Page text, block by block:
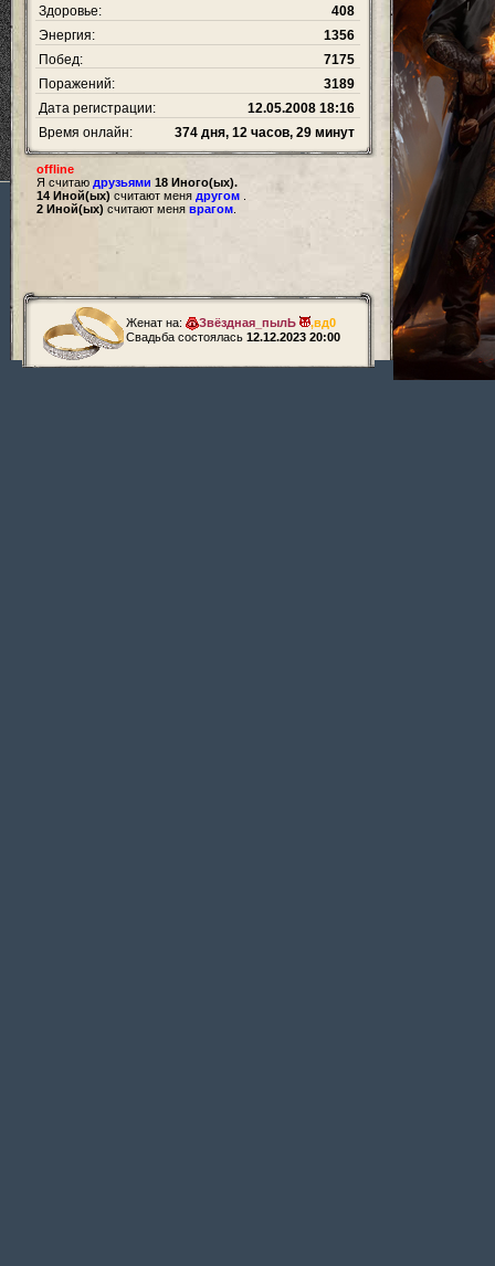
Здоровье:
408
Энергия:
1356
Побед:
7175
Поражений:
3189
Дата регистрации:
12.05.2008 18:16
Время онлайн:
374 дня, 12 часов, 29 минут
offline
Я считаю друзьями 18 Иного(ых).
14 Иной(ых) считают меня другом
2 Иной(ых) считают меня врагом
Женат на: Звёздная_пылЬ ,вд0
Свадьба состоялась 12.12.2023 20:00